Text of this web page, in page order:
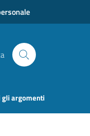
gli argomenti